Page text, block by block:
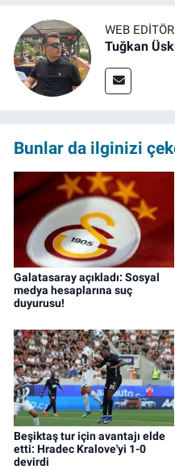
WEB
Tuğkan
Bunlar da ilginizi
Galatasaray açıkladı: Sosyal
medya hesaplarına suç
duyurusu!
Beşiktaş tur için avantajı elde
etti: Hradec Kralove'yi 1-0
devirdi